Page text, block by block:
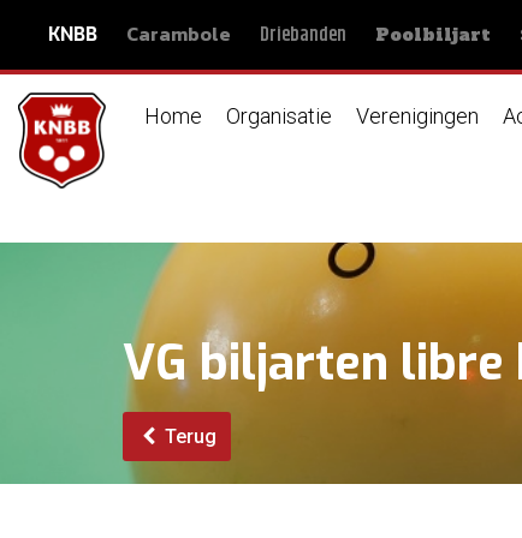
KNBB Carambole Driebanden Poolbiljart
Home Organisatie Verenigingen
VG biljarten libre
Terug